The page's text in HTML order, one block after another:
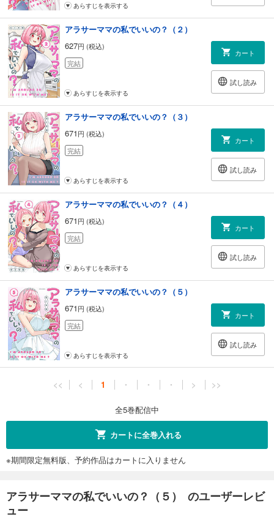
あらすじを表示する
アラサーママの私でいいの？（２）
627円 (税込)
完結
カート
試し読み
あらすじを表示する
アラサーママの私でいいの？（３）
671円 (税込)
完結
カート
試し読み
あらすじを表示する
アラサーママの私でいいの？（４）
671円 (税込)
完結
カート
試し読み
あらすじを表示する
アラサーママの私でいいの？（５）
671円 (税込)
完結
カート
試し読み
あらすじを表示する
<< < 1 ・ ・ ・ > >>
全5巻配信中
カートに全巻入れる
※期間限定無料版、予約作品はカートに入りません
アラサーママの私でいいの？（５） のユーザーレビ
ュー